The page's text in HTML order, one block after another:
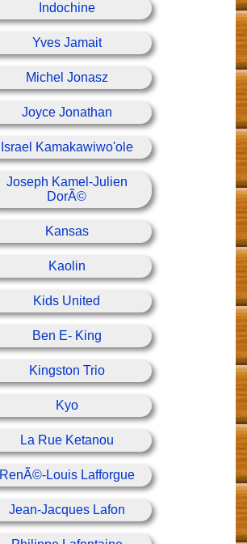
Indochine
Yves Jamait
Michel Jonasz
Joyce Jonathan
Israel Kamakawiwo'ole
Joseph Kamel-Julien
DorÃ©
Kansas
Kaolin
Kids United
Ben E- King
Kingston Trio
Kyo
La Rue Ketanou
RenÃ©-Louis Lafforgue
Jean-Jacques Lafon